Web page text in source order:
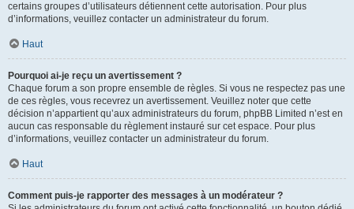
certains groupes d’utilisateurs détiennent cette autorisation. Pour plus
d’informations, veuillez contacter un administrateur du forum.
Haut
Pourquoi ai-je reçu un avertissement ?
Chaque forum a son propre ensemble de règles. Si vous ne respectez pas une
de ces règles, vous recevrez un avertissement. Veuillez noter que cette
décision n’appartient qu’aux administrateurs du forum, phpBB Limited n’est en
aucun cas responsable du règlement instauré sur cet espace. Pour plus
d’informations, veuillez contacter un administrateur du forum.
Haut
Comment puis-je rapporter des messages à un modérateur ?